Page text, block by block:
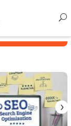
›